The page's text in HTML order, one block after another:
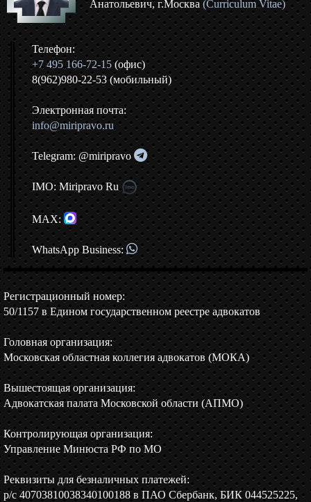
Анатольевич, г.Москва (Curriculum Vitae)
Телефон:
+7 495 166-72-15(офис)
8(962)980-22-53 (мобильный)
Электронная почта:
info@miripravo.ru
Telegram: @miripravo
IMO: Miripravo Ru
MAX:
WhatsApp Business:
Регистрационный номер:
50/1157 в Едином государственном реестре адвокатов
Головная организация:
Московская областная коллегия адвокатов (МОКА)
Вышестоящая организация:
Адвокатская палата Московской области (АПМО)
Контролирующая организация:
Управление Минюста РФ по МО
Реквизиты для безналичных платежей:
р/c 40703810038340100188 в ПАО Сбербанк, БИК 044525225,